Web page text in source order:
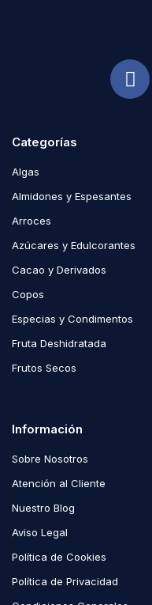
Categorías
Algas
Almidones y Espesantes
Arroces
Azúcares y Edulcorantes
Cacao y Derivados
Copos
Especias y Condimentos
Fruta Deshidratada
Frutos Secos
Información
Sobre Nosotros
Atención al Cliente
Nuestro Blog
Aviso Legal
Política de Cookies
Política de Privacidad